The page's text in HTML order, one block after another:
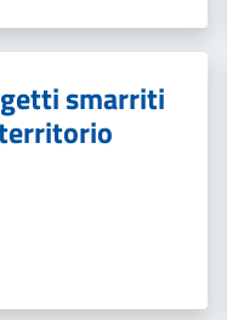
smarriti